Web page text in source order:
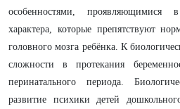
особенностями, проявляющимися
характера, которые препятствуют
головного мозга ребёнка. К
сложности в протекания
перинатального периода.
развитие психики детей